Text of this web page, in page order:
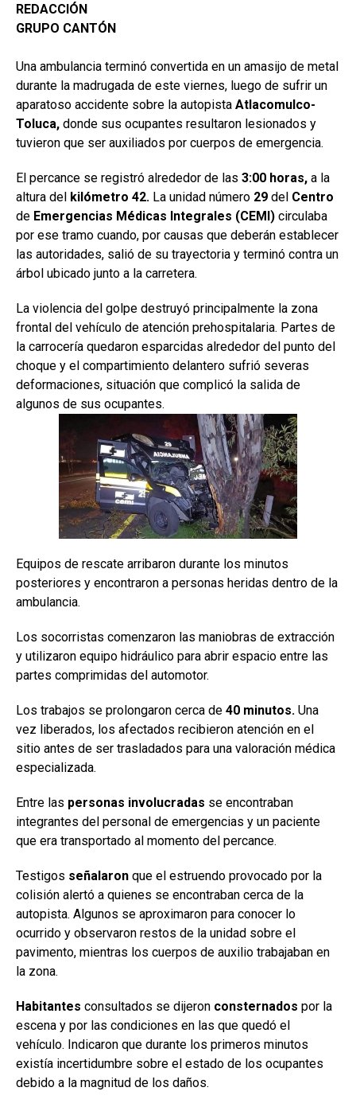
REDACCIÓN
GRUPO CANTÓN
Una ambulancia terminó convertida en un amasijo de metal
durante la madrugada de este viernes, luego de sufrir un
aparatoso accidente sobre la autopista Atlacomulco-
Toluca, donde sus ocupantes resultaron lesionados y
tuvieron que ser auxiliados por cuerpos de emergencia.
El percance se registró alrededor de las 3:00 horas, a la
altura del kilómetro 42. La unidad número 29 del Centro
de Emergencias Médicas Integrales (CEMI) circulaba
por ese tramo cuando, por causas que deberán establecer
las autoridades, salió de su trayectoria y terminó contra un
árbol ubicado junto a la carretera.
La violencia del golpe destruyó principalmente la zona
frontal del vehículo de atención prehospitalaria. Partes de
la carrocería quedaron esparcidas alrededor del punto del
choque y el compartimiento delantero sufrió severas
deformaciones, situación que complicó la salida de
algunos de sus ocupantes.
Equipos de rescate arribaron durante los minutos
posteriores y encontraron a personas heridas dentro de la
ambulancia.
Los socorristas comenzaron las maniobras de extracción
y utilizaron equipo hidráulico para abrir espacio entre las
partes comprimidas del automotor.
Los trabajos se prolongaron cerca de 40 minutos. Una
vez liberados, los afectados recibieron atención en el
sitio antes de ser trasladados para una valoración médica
especializada.
Entre las personas involucradas se encontraban
integrantes del personal de emergencias y un paciente
que era transportado al momento del percance.
Testigos señalaron que el estruendo provocado por la
colisión alertó a quienes se encontraban cerca de la
autopista. Algunos se aproximaron para conocer lo
ocurrido y observaron restos de la unidad sobre el
pavimento, mientras los cuerpos de auxilio trabajaban en
la zona.
Habitantes consultados se dijeron consternados por la
escena y por las condiciones en las que quedó el
vehículo. Indicaron que durante los primeros minutos
existía incertidumbre sobre el estado de los ocupantes
debido a la magnitud de los daños.